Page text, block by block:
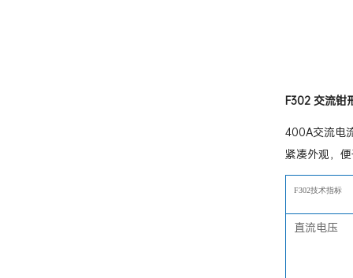
F302 交流钳
400A交流电
紧凑外观，
F302技术指标
直流电压